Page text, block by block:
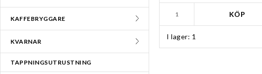
KAFFEBRYGGARE
KVARNAR
TAPPNINGSUTRUSTNING
I lager: 1
KÖP